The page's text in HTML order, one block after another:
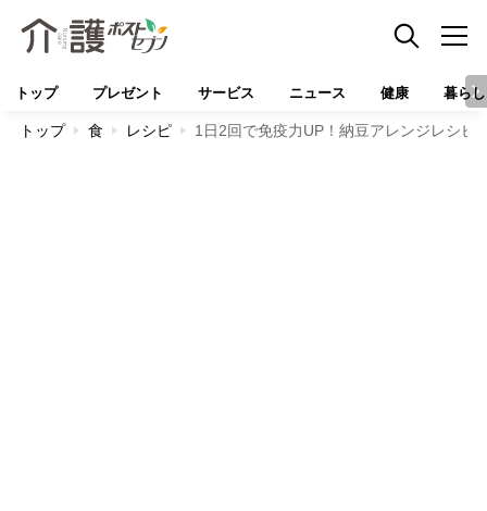
トップ プレゼント サービス ニュース 健康 暮らし
トップ 食 レシピ 1日2回で免疫力UP！納豆アレンジレシピ